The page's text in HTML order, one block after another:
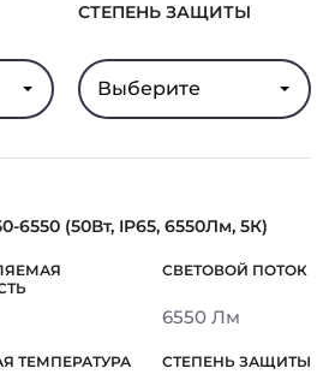
СТЕПЕНЬ ЗАЩИТЫ
Выберите
6550 (50Вт, IP65, 6550Лм, 5К)
6550 Лм